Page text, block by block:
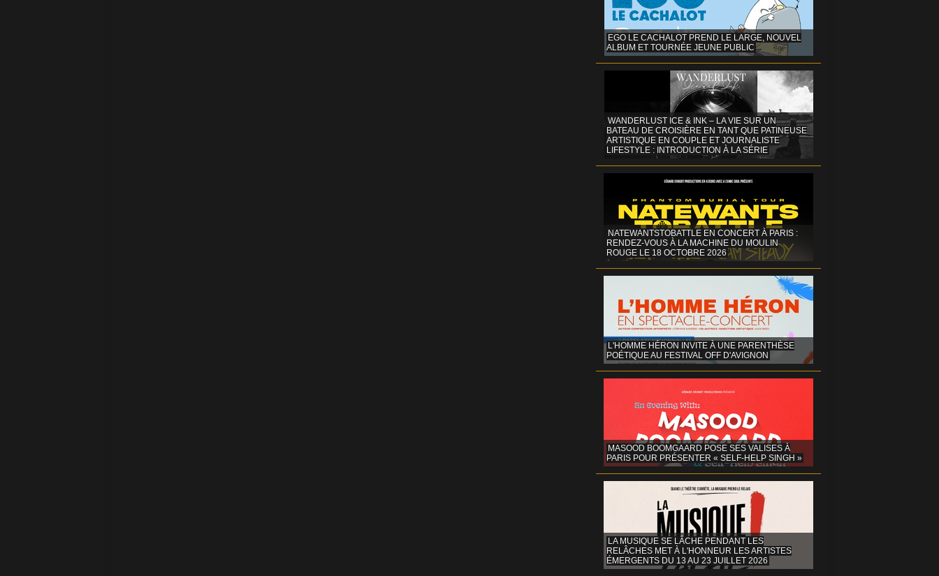
EGO LE CACHALOT PREND LE LARGE, NOUVEL
ALBUM ET TOURNÉE JEUNE PUBLIC
WANDERLUST ICE & INK – LA VIE SUR UN
BATEAU DE CROISIÈRE EN TANT QUE PATINEUSE
ARTISTIQUE EN COUPLE ET JOURNALISTE
LIFESTYLE : INTRODUCTION À LA SÉRIE
NATEWANTSTOBATTLE EN CONCERT À PARIS :
RENDEZ-VOUS À LA MACHINE DU MOULIN
ROUGE LE 18 OCTOBRE 2026
L'HOMME HÉRON INVITE À UNE PARENTHÈSE
POÉTIQUE AU FESTIVAL OFF D'AVIGNON
MASOOD BOOMGAARD POSE SES VALISES À
PARIS POUR PRÉSENTER « SELF-HELP SINGH »
LA MUSIQUE SE LÂCHE PENDANT LES
RELÂCHES MET À L'HONNEUR LES ARTISTES
ÉMERGENTS DU 13 AU 23 JUILLET 2026